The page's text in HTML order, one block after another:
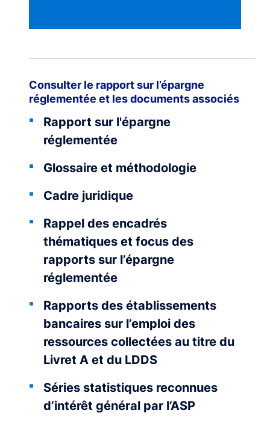
Consulter le rapport sur l’épargne
réglementée et les documents associés
Rapport sur l'épargne
réglementée
Glossaire et méthodologie
Cadre juridique
Rappel des encadrés
thématiques et focus des
rapports sur l’épargne
réglementée
Rapports des établissements
bancaires sur l’emploi des
ressources collectées au titre du
Livret A et du LDDS
Séries statistiques reconnues
d’intérêt général par l’ASP